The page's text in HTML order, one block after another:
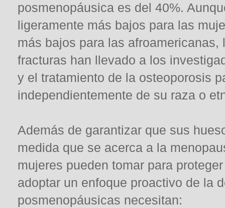
posmenopáusica es del 40%.
ligeramente más bajos para las
más bajos para las
fracturas han llevado a los
y el tratamiento de la osteoporosis
independientemente de su raza o
Además de garantizar que sus
medida que se acerca a la
mujeres pueden tomar para
adoptar un enfoque proactivo de la
posmenopáusicas necesitan: